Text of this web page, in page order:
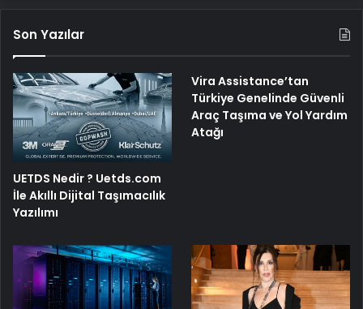
Son Yazılar
UETDS Nedir ? Uetds.com
İle Akıllı Dijital Taşımacılık
Yazılımı
Vira Assistance’tan
Türkiye Genelinde Güvenli
Araç Taşıma ve Yol Yardım
Atağı